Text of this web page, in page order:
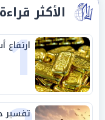
الأكثر قراءة
1
تفسير